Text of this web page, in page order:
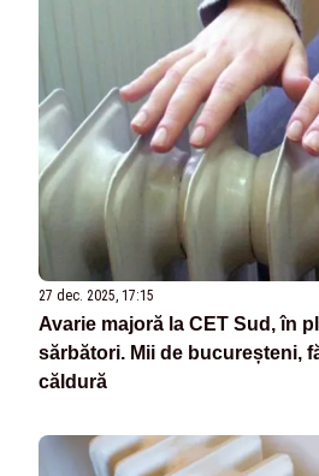
27 dec. 2025, 17:15
Avarie majoră la CET Sud, în
sărbători. Mii de bucureșteni,
căldură